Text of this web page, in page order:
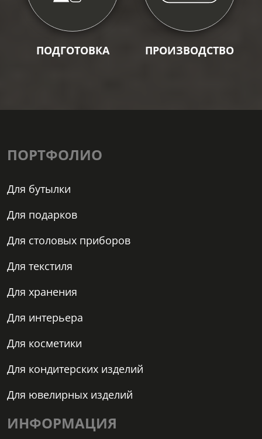
ПОДГОТОВКА ПРОИЗВОДСТВО
ПОРТФОЛИО
Для бутылки
Для подарков
Для столовых приборов
Для текстиля
Для хранения
Для интерьера
Для косметики
Для кондитерских изделий
Для ювелирных изделий
ИНФОРМАЦИЯ